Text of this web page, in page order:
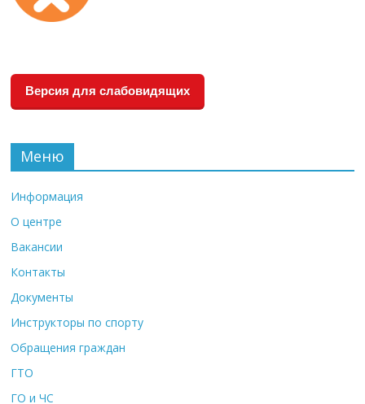
Версия для слабовидящих
Меню
Информация
О центре
Вакансии
Контакты
Документы
Инструкторы по спорту
Обращения граждан
ГТО
ГО и ЧС